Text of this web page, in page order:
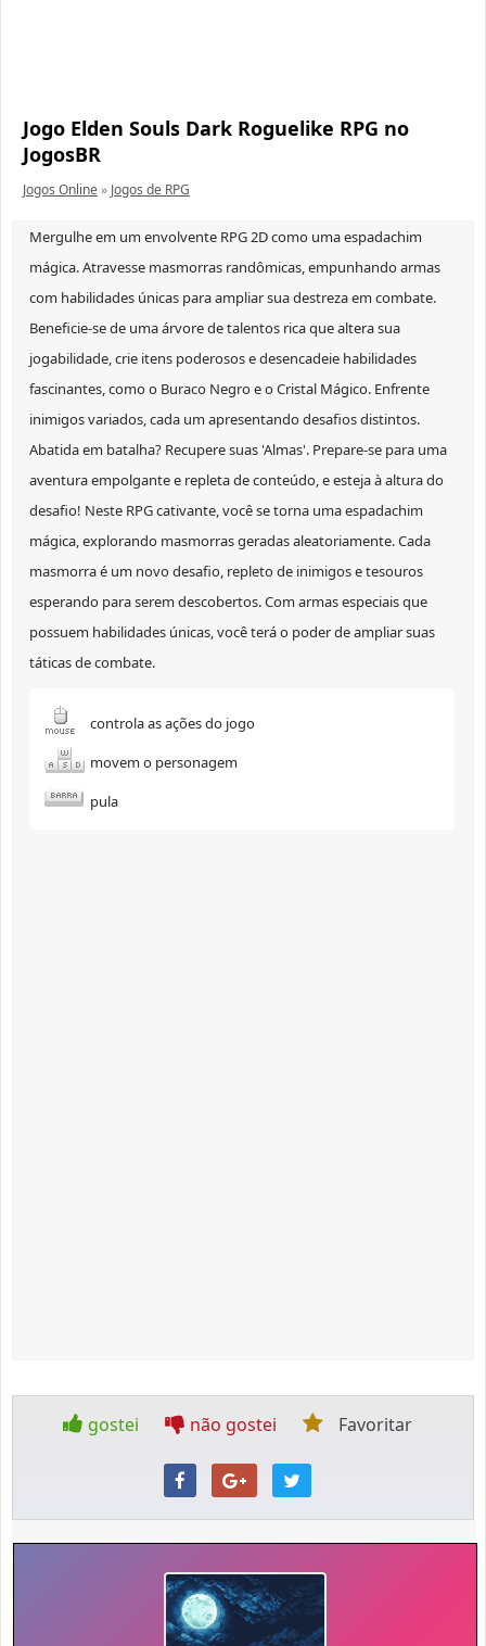
Jogo Elden Souls Dark Roguelike RPG no
JogosBR
Jogos Online» Jogos de RPG
Mergulhe em um envolvente RPG 2D como uma espadachim
mágica. Atravesse masmorras randômicas, empunhando armas
com habilidades únicas para ampliar sua destreza em combate.
Beneficie-se de uma árvore de talentos rica que altera sua
jogabilidade, crie itens poderosos e desencadeie habilidades
fascinantes, como o Buraco Negro e o Cristal Mágico. Enfrente
inimigos variados, cada um apresentando desafios distintos.
Abatida em batalha? Recupere suas 'Almas'. Prepare-se para uma
aventura empolgante e repleta de conteúdo, e esteja à altura do
desafio! Neste RPG cativante, você se torna uma espadachim
mágica, explorando masmorras geradas aleatoriamente. Cada
masmorra é um novo desafio, repleto de inimigos e tesouros
esperando para serem descobertos. Com armas especiais que
possuem habilidades únicas, você terá o poder de ampliar suas
táticas de combate.
controla as ações do jogo
movem o personagem
pula
gostei não gostei Favoritar